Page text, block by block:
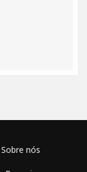
Sobre nós